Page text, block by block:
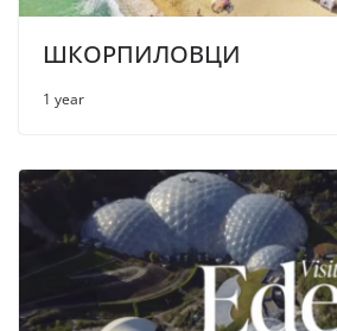
ШКОРПИЛОВЦИ
1 year